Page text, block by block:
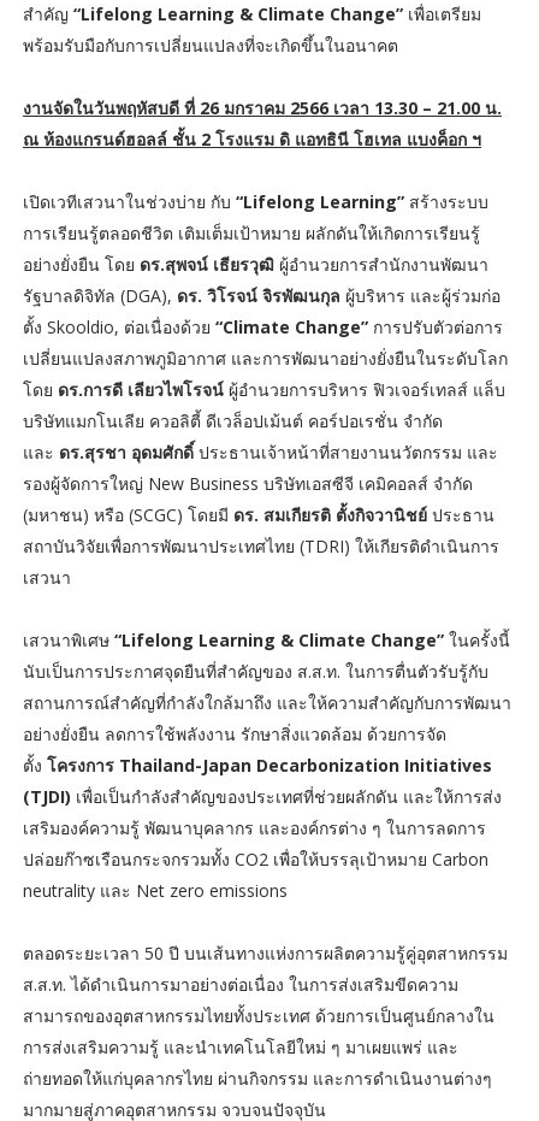
สำคัญ “Lifelong Learning & Climate Change”เพื่อเตรียม
พร้อมรับมือกับการเปลี่ยนแปลงที่จะเกิดขึ้นในอนาคต
งานจัดในวันพฤหัสบดี ที่ 26 มกราคม 2566 เวลา 13.30 – 21.00 น.
ณ ห้องแกรนด์ฮอลล์ ชั้น 2 โรงแรม ดิ แอทธินี โฮเทล แบงค็อก ฯ
เปิดเวทีเสวนาในช่วงบ่าย กับ “Lifelong Learning” สร้างระบบ
การเรียนรู้ตลอดชีวิต เติมเต็มเป้าหมาย ผลักดันให้เกิดการเรียนรู้
อย่างยั่งยืน โดย ดร.สุพจน์ เธียรวุฒิผู้อำนวยการสำนักงานพัฒนา
รัฐบาลดิจิทัล (DGA), ดร. วิโรจน์ จิรพัฒนกุล ผู้บริหาร และผู้ร่วมก่อ
ตั้ง Skooldio, ต่อเนื่องด้วย “Climate Change” การปรับตัวต่อการ
เปลี่ยนแปลงสภาพภูมิอากาศ และการพัฒนาอย่างยั่งยืนในระดับโลก
โดย ดร.การดี เลียวไพโรจน์ผู้อำนวยการบริหาร ฟิวเจอร์เทลส์ แล็บ
บริษัทแมกโนเลีย ควอลิตี้ ดีเวล็อปเม้นต์ คอร์ปอเรชั่น จำกัด
และ ดร.สุรชา อุดมศักดิ์ประธานเจ้าหน้าที่สายงานนวัตกรรม และ
รองผู้จัดการใหญ่ New Business บริษัทเอสซีจี เคมิคอลส์ จำกัด
(มหาชน) หรือ (SCGC) โดยมี ดร. สมเกียรติ ตั้งกิจวานิชย์ประธาน
สถาบันวิจัยเพื่อการพัฒนาประเทศไทย (TDRI) ให้เกียรติดำเนินการ
เสวนา
เสวนาพิเศษ “Lifelong Learning & Climate Change”ในครั้งนี้
นับเป็นการประกาศจุดยืนที่สำคัญของ ส.ส.ท. ในการตื่นตัวรับรู้กับ
สถานการณ์สำคัญที่กำลังใกล้มาถึง และให้ความสำคัญกับการพัฒนา
อย่างยั่งยืน ลดการใช้พลังงาน รักษาสิ่งแวดล้อม ด้วยการจัด
ตั้ง โครงการ Thailand-Japan Decarbonization Initiatives
(TJDI) เพื่อเป็นกำลังสำคัญของประเทศที่ช่วยผลักดัน และให้การส่ง
เสริมองค์ความรู้ พัฒนาบุคลากร และองค์กรต่าง ๆ ในการลดการ
ปล่อยก๊าซเรือนกระจกรวมทั้ง CO2 เพื่อให้บรรลุเป้าหมาย Carbon
neutrality และ Net zero emissions
ตลอดระยะเวลา 50 ปี บนเส้นทางแห่งการผลิตความรู้คู่อุตสาหกรรม
ส.ส.ท. ได้ดำเนินการมาอย่างต่อเนื่อง ในการส่งเสริมขีดความ
สามารถของอุตสาหกรรมไทยทั้งประเทศ ด้วยการเป็นศูนย์กลางใน
การส่งเสริมความรู้ และนำเทคโนโลยีใหม่ ๆ มาเผยแพร่ และ
ถ่ายทอดให้แก่บุคลากรไทย ผ่านกิจกรรม และการดำเนินงานต่างๆ
มากมายสู่ภาคอุตสาหกรรม จวบจนปัจจุบัน